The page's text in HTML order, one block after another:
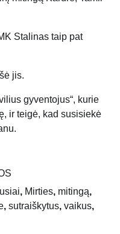
Stalinas taip pat
jis.
gyventojus“, kurie
ir teigė, kad susisiekė
, Mirties, mitingą,
, sutraiškytus, vaikus,